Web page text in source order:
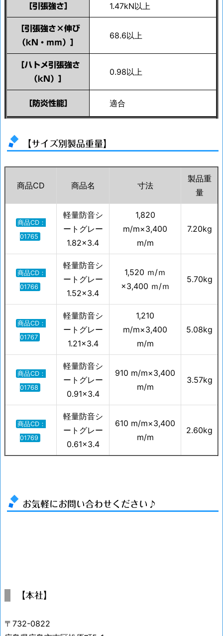
［引張強さ］ 1.47kN以上
［引張強さ×伸び
（kN・ｍｍ）］
68.6以上
［ハトメ引張強さ
（kN）］
0.98以上
［防炎性能］ 適合
【サイズ別製品重量】
商品CD 商品名 寸法
製品重
量
商品CD：
01765
軽量防音シ
ートグレー
1.82×3.4
1,820
m/m×3,400
m/m
7.20kg
商品CD：
01766
軽量防音シ
ートグレー
1.52×3.4
1,520 ｍ/ｍ
×3,400 ｍ/ｍ
5.70kg
商品CD：
01767
軽量防音シ
ートグレー
1.21×3.4
1,210
m/m×3,400
m/m
5.08kg
商品CD：
01768
軽量防音シ
ートグレー
0.91×3.4
910 m/m×3,400
m/m
3.57kg
商品CD：
01769
軽量防音シ
ートグレー
0.61×3.4
610 m/m×3,400
m/m
2.60kg
お気軽にお問い合わせください♪
【本社】
〒732-0822